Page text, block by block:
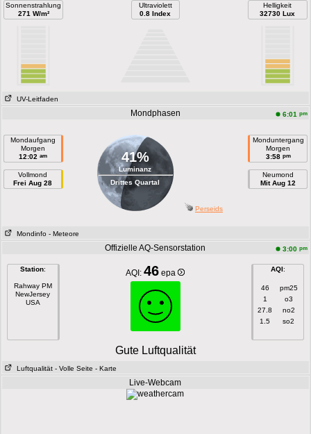
Sonnenstrahlung
271 W/m²
Ultraviolett
0.8 Index
Helligkeit
32730 Lux
UV-Leitfaden
Mondphasen 6:01 pm
Mondaufgang
Morgen
12:02 am
Vollmond
Frei Aug 28
41%
Luminanz
Drittes Quartal
Monduntergang
Morgen
3:58 pm
Neumond
Mit Aug 12
Perseids
Mondinfo - Meteore
Offizielle AQ-Sensorstation 3:00 pm
Station:
Rahway PM
NewJersey
USA
AQI:46 epa AQI:
46
pm25
1
o3
27.8
no2
1.5
so2
Gute Luftqualität
Luftqualität - Volle Seite - Karte
Live-Webcam